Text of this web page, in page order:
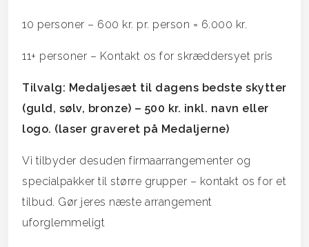
10 personer – 600 kr. pr. person = 6.000 kr.
11+ personer – Kontakt os for skræddersyet pris
Tilvalg: Medaljesæt til dagens bedste skytter
(guld, sølv, bronze) – 500 kr. inkl. navn eller
logo. (laser graveret på Medaljerne)
Vi tilbyder desuden firmaarrangementer og
specialpakker til større grupper – kontakt os for et
tilbud. Gør jeres næste arrangement
uforglemmeligt